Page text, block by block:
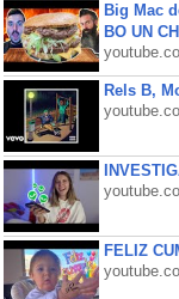
Big Mac
BO UN
Rels B,
FELIZ